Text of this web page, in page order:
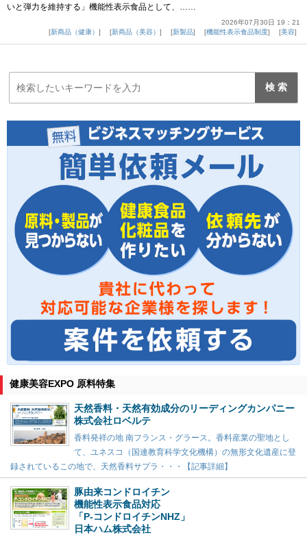
いと弾力を維持する」機能性表示食品として、……
2026年07月30日 19：21
新商品（健康）
新商品（美容） 新製品 機能性表示食品制度 美容
健康美容EXPO 原料特集
天然香料・天然有効成分のリーディングカンパニー
株式会社ロベルテ
香料発祥の地 南フランス・グラース。香料産業の聖地とし
て、ユネスコ（国連教育科学文化機構）の無形文化遺産に登
録されているこの地で、天然香料サプラ・・・【記事詳細】
豚由来コンドロイチン
機能性表示食品対応
「P-コンドロイチンNHZ」
日本ハム株式会社